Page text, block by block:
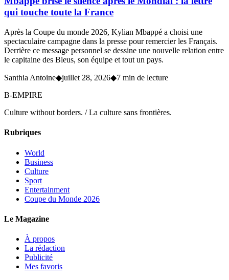
qui touche toute la France
Après la Coupe du monde 2026, Kylian Mbappé a choisi une
spectaculaire campagne dans la presse pour remercier les Français.
Derrière ce message personnel se dessine une nouvelle relation entre
le capitaine des Bleus, son équipe et tout un pays.
Santhia Antoine◆juillet 28, 2026◆7 min de lecture
B-EMPIRE
Culture without borders. / La culture sans frontières.
Rubriques
World
Business
Culture
Sport
Entertainment
Coupe du Monde 2026
Le Magazine
À propos
La rédaction
Publicité
Mes favoris